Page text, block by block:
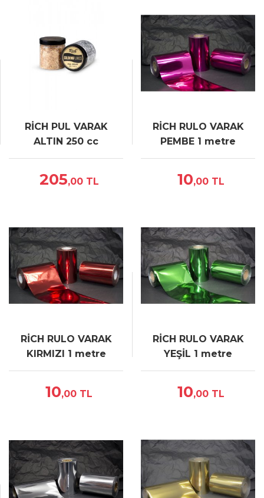
RİCH PUL VARAK
ALTIN 250 cc
205,00TL
RİCH RULO VARAK
PEMBE 1 metre
10,00 TL
RİCH RULO VARAK
KIRMIZI 1 metre
10,00 TL
RİCH RULO VARAK
YEŞİL 1 metre
10,00 TL